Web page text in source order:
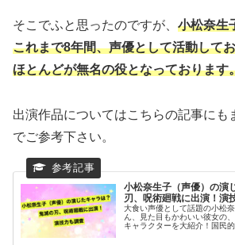
そこでふと思ったのですが、 小松奈生
これまで8年間、声優として活動して
ほとんどが無名の役となっております
出演作品についてはこちらの記事にも
でご参考下さい。
小松奈生子（声優）の演
刃、呪術廻戦に出演！演
大食い声優として話題の小松
ん、見た目もかわいい彼女の
キャラクターを大紹介！国民